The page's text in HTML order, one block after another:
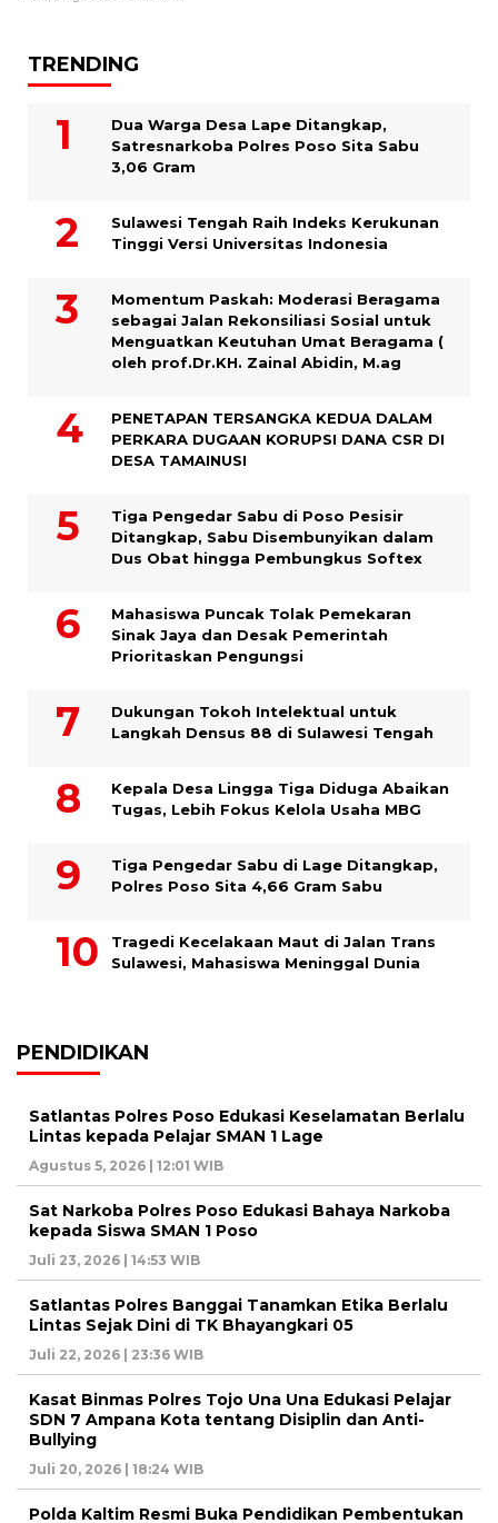
TRENDING
Dua Warga Desa Lape Ditangkap,
Satresnarkoba Polres Poso Sita Sabu
3,06 Gram
Sulawesi Tengah Raih Indeks Kerukunan
Tinggi Versi Universitas Indonesia
Momentum Paskah: Moderasi Beragama
sebagai Jalan Rekonsiliasi Sosial untuk
Menguatkan Keutuhan Umat Beragama (
oleh prof.Dr.KH. Zainal Abidin, M.ag
PENETAPAN TERSANGKA KEDUA DALAM
PERKARA DUGAAN KORUPSI DANA CSR DI
DESA TAMAINUSI
Tiga Pengedar Sabu di Poso Pesisir
Ditangkap, Sabu Disembunyikan dalam
Dus Obat hingga Pembungkus Softex
Mahasiswa Puncak Tolak Pemekaran
Sinak Jaya dan Desak Pemerintah
Prioritaskan Pengungsi
Dukungan Tokoh Intelektual untuk
Langkah Densus 88 di Sulawesi Tengah
Kepala Desa Lingga Tiga Diduga Abaikan
Tugas, Lebih Fokus Kelola Usaha MBG
Tiga Pengedar Sabu di Lage Ditangkap,
Polres Poso Sita 4,66 Gram Sabu
Tragedi Kecelakaan Maut di Jalan Trans
Sulawesi, Mahasiswa Meninggal Dunia
PENDIDIKAN
Satlantas Polres Poso Edukasi Keselamatan Berlalu
Lintas kepada Pelajar SMAN 1 Lage
Agustus 5, 2026 | 12:01 WIB
Sat Narkoba Polres Poso Edukasi Bahaya Narkoba
kepada Siswa SMAN 1 Poso
Juli 23, 2026 | 14:53 WIB
Satlantas Polres Banggai Tanamkan Etika Berlalu
Lintas Sejak Dini di TK Bhayangkari 05
Juli 22, 2026 | 23:36 WIB
Kasat Binmas Polres Tojo Una Una Edukasi Pelajar
SDN 7 Ampana Kota tentang Disiplin dan Anti-
Bullying
Juli 20, 2026 | 18:24 WIB
Polda Kaltim Resmi Buka Pendidikan Pembentukan